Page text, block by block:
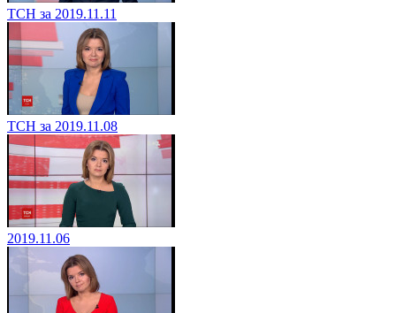
ТСН за 2019.11.11
ТСН за 2019.11.08
2019.11.06